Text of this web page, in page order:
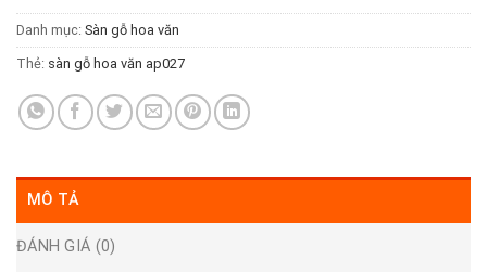
Danh mục: Sàn gỗ hoa văn
Thẻ: sàn gỗ hoa văn ap027
MÔ TẢ
ĐÁNH GIÁ (0)